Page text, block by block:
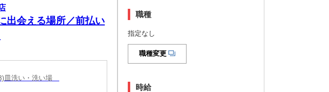
出会える場所／前払い
皿洗い・洗い場
職種
指定なし
職種変更
時給